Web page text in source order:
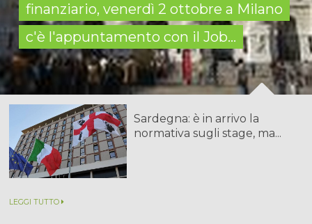
finanziario, venerdì 2 ottobre a Milano
c'è l'appuntamento con il Job...
Sardegna: è in arrivo la
normativa sugli stage, ma...
LEGGI TUTTO